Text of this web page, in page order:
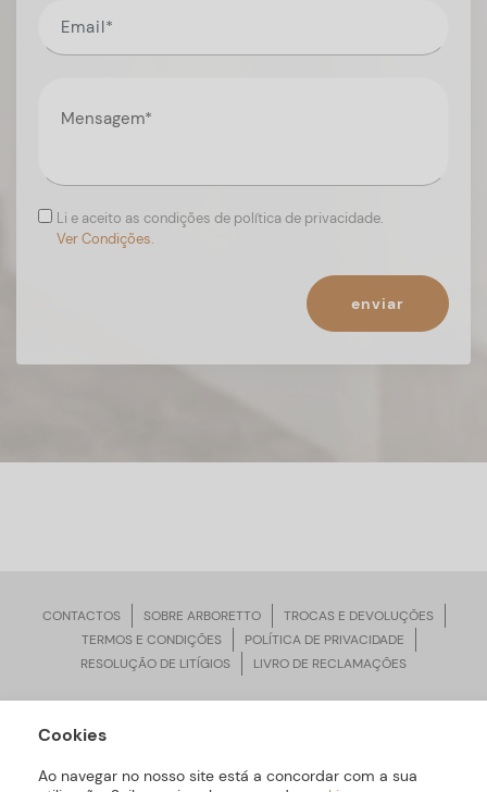
Li e aceito as condições de política de privacidade.
Ver Condições.
enviar
CONTACTOS SOBRE ARBORETTO
TROCAS E DEVOLUÇÕES
TERMOS E CONDIÇÕES
POLÍTICA DE PRIVACIDADE
RESOLUÇÃO DE LITÍGIOS
LIVRO DE RECLAMAÇÕES
ARBORETTO © Todos os Direitos Reservados | Desenvolvido por
Cookies
Ao navegar no nosso site está a concordar com a sua